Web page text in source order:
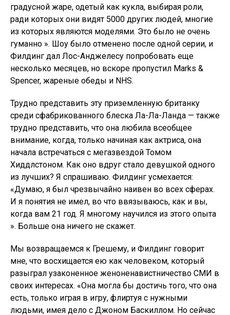
градусной жаре, одетый как кукла, выбирая роли,
ради которых они видят 5000 других людей, многие
из которых являются моделями. Это было не очень
гуманно ». Шоу было отменено после одной серии, и
Филдинг дал Лос-Анджелесу попробовать еще
несколько месяцев, но вскоре пропустил Marks &
Spencer, жареные обеды и NHS.
Трудно представить эту приземленную британку
среди сфабрикованного блеска Ла-Ла-Ланда — также
трудно представить, что она любила всеобщее
внимание, когда, только начиная как актриса, она
начала встречаться с мегазвездой Томом
Хиддлстоном. Как оно вдруг стало девушкой одного
из лучших? Я спрашиваю. Филдинг усмехается:
«Думаю, я был чрезвычайно наивен во всех сферах.
И я понятия не имел, во что ввязываюсь, как и вы,
когда вам 21 год. Я многому научился из этого опыта
». Больше она ничего не скажет.
Мы возвращаемся к Грешему, и Филдинг говорит
мне, что восхищается ею как человеком, который
разыграл узаконенное женоненавистничество СМИ в
своих интересах. «Она могла бы достичь того, что она
есть, только играя в игру, флиртуя с нужными
людьми, имея дело с Джоном Баскиллом. Но сейчас